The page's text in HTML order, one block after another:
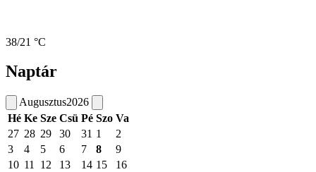
38/21 °C
Naptár
Augusztus2026
Hé Ke Sze Csü Pé Szo Va
27 28 29 30 31 1
2
3
4 5 6 7 8
9
10 11 12 13 14 15
16